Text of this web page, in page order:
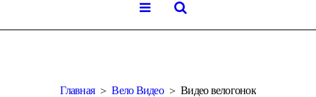
Главная Вело Видео Видео велогонок